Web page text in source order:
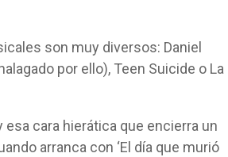
son muy diversos: Daniel
por ello), Teen Suicide o La
cara hierática que encierra un
arranca con ‘El día que murió